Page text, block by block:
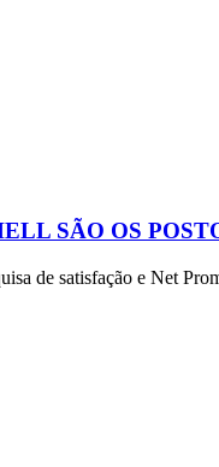
SÃO OS
de satisfação e Net